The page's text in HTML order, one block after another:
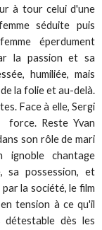
à tour celui d'une
séduite puis
éperdument
la passion et sa
humiliée, mais
la folie et au-delà.
Face à elle, Sergi
force. Reste Yvan
son rôle de mari
ignoble chantage
sa possession, et
la société, le film
tension à ce qu'il
dès les